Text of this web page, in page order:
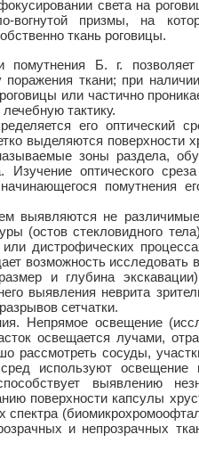
света на
вогнутой призмы, на
ткань роговицы.
Б. г. позволяет
поражения ткани; при
или частично
тактику.
его оптический
выделяются поверхности
зоны раздела,
оптического
помутнения
выявляются не
(остов стекловидного
дистрофических
возможность исследовать
и глубина
выявления неврита
сетчатки.
Непрямое освещение
освещается лучами,
рассмотреть сосуды,
используют освещение
выявлению
поверхности капсулы
спектра
и непрозрачных